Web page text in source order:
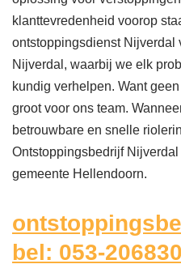
klanttevredenheid voorop
ontstoppingsdienst Nijverdal
Nijverdal, waarbij we elk
kundig verhelpen. Want
groot voor ons team.
betrouwbare en snelle
Ontstoppingsbedrijf
gemeente Hellendoorn.
bel: 053-